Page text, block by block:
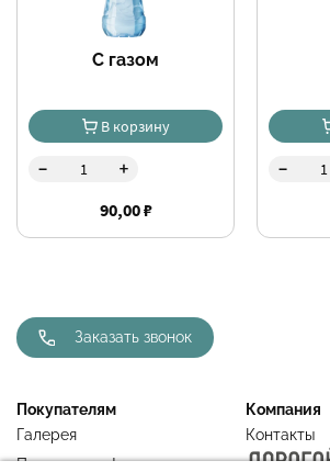
С газом
В корзину
- +
90,00 ₽
-
Покупателям
Галерея
Правовая информация
Компания
Контакты
Заказать звонок